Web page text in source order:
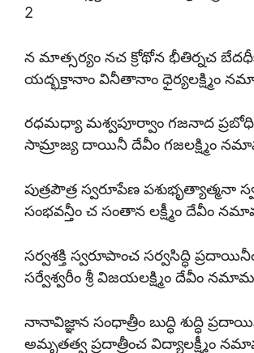
2
న మాత్సర్యం నచ క్రోథోన భీతిర్నచ
యద్భక్తానాం వినీతానాం ధైర్యలక్ష్మిం
రధమధ్యా మశ్వపూర్వాం గజనాద
సామ్రాజ్య దాయినీ దేవీం గజలక్ష్మిం
పుత్రపౌత్ర స్వరూపేణ పశుభృత్యాత్మనా
సంభవన్తీం చ సంతాన లక్ష్మీం దేవీం
సర్వశక్తి స్వరూపాంచ సర్వసిద్ధి
సర్వేశ్వరీం శ్రీ విజయలక్ష్మిం దేవీం
నానావిజ్ఞాన సంధాత్రీం బుద్ధి శుద్ధి
అమృతత్వ ప్రదాత్రీంచ విద్యాలక్ష్మీం